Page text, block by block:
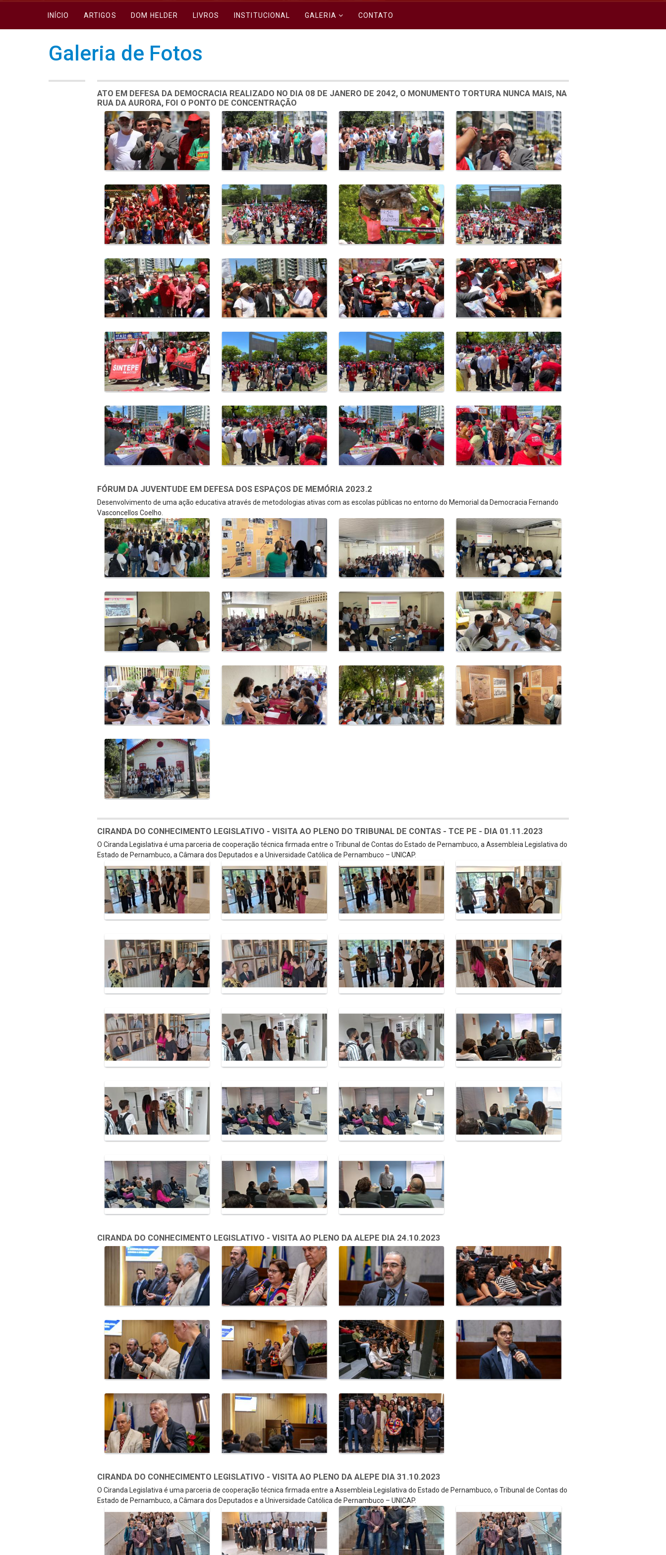
INÍCIO ARTIGOS DOM HELDER LIVROS INSTITUCIONAL GALERIA CONTATO
Galeria de Fotos
ATO EM DEFESA DA DEMOCRACIA REALIZADO NO DIA 08 DE JANERO DE 2042, O MONUMENTO TORTURA NUNCA MAIS, NA
RUA DA AURORA, FOI O PONTO DE CONCENTRAÇÃO
Galeria de Mídias
FÓRUM DA JUVENTUDE EM DEFESA DOS ESPAÇOS DE MEMÓRIA 2023.2
Desenvolvimento de uma ação educativa através de metodologias ativas com as escolas públicas no entorno do Memorial da Democracia Fernando
Vasconcellos Coelho.
Galeria de Mídias
CIRANDA DO CONHECIMENTO LEGISLATIVO - VISITA AO PLENO DO TRIBUNAL DE CONTAS - TCE PE - DIA 01.11.2023
O Ciranda Legislativa é uma parceria de cooperação técnica firmada entre o Tribunal de Contas do Estado de Pernambuco, a Assembleia Legislativa do
Estado de Pernambuco, a Câmara dos Deputados e a Universidade Católica de Pernambuco – UNICAP.
Galeria de Mídias
CIRANDA DO CONHECIMENTO LEGISLATIVO - VISITA AO PLENO DA ALEPE DIA 24.10.2023
Galeria de Mídias
CIRANDA DO CONHECIMENTO LEGISLATIVO - VISITA AO PLENO DA ALEPE DIA 31.10.2023
O Ciranda Legislativa é uma parceria de cooperação técnica firmada entre a Assembleia Legislativa do Estado de Pernambuco, o Tribunal de Contas do
Estado de Pernambuco, a Câmara dos Deputados e a Universidade Católica de Pernambuco – UNICAP.
Galeria de Mídias